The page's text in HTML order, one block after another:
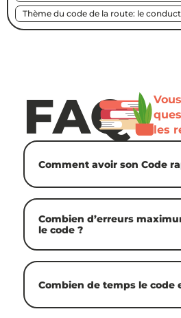
Thème du code de la route: le
FAQ
les
Comment avoir son Code
Combien d’erreurs
le code ?
Combien de temps le code